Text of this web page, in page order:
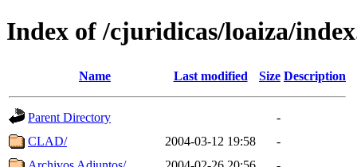
Index of /cjuridicas/loaiza/
Name Last modified Size Description
Parent Directory
-
CLAD/
2004-03-12 19:58
-